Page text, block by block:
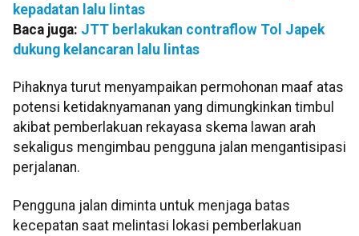
kepadatan lalu lintas
Baca juga: JTT berlakukan contraflow Tol Japek
dukung kelancaran lalu lintas
Pihaknya turut menyampaikan permohonan maaf atas
potensi ketidaknyamanan yang dimungkinkan timbul
akibat pemberlakuan rekayasa skema lawan arah
sekaligus mengimbau pengguna jalan mengantisipasi
perjalanan.
Pengguna jalan diminta untuk menjaga batas
kecepatan saat melintasi lokasi pemberlakuan